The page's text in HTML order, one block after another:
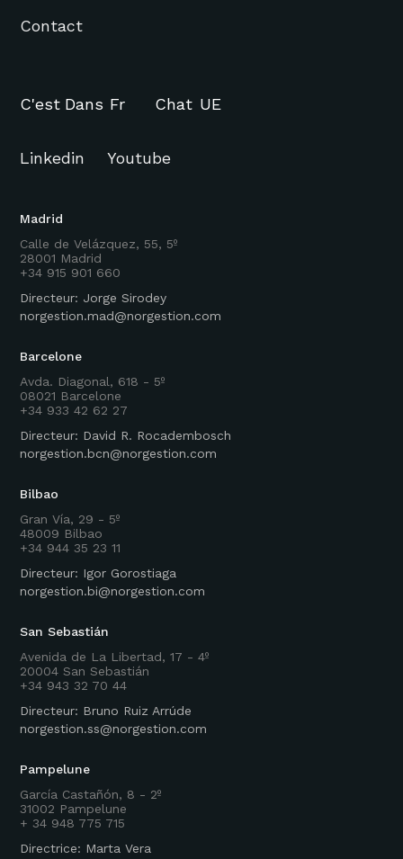
Contact
Madrid
Calle de Velázquez, 55, 5º
28001 Madrid
+34 915 901 660
Directeur: Jorge Sirodey
norgestion.mad@norgestion.com
Barcelone
Avda. Diagonal, 618 - 5º
08021 Barcelone
+34 933 42 62 27
Directeur: David R. Rocadembosch
norgestion.bcn@norgestion.com
Bilbao
Gran Vía, 29 - 5º
48009 Bilbao
+34 944 35 23 11
Directeur: Igor Gorostiaga
norgestion.bi@norgestion.com
San Sebastián
Avenida de La Libertad, 17 - 4º
20004 San Sebastián
+34 943 32 70 44
Directeur: Bruno Ruiz Arrúde
norgestion.ss@norgestion.com
Pampelune
García Castañón, 8 - 2º
31002 Pampelune
+ 34 948 775 715
Directrice: Marta Vera
C'est Dans Fr Chat UE
Linkedin Youtube